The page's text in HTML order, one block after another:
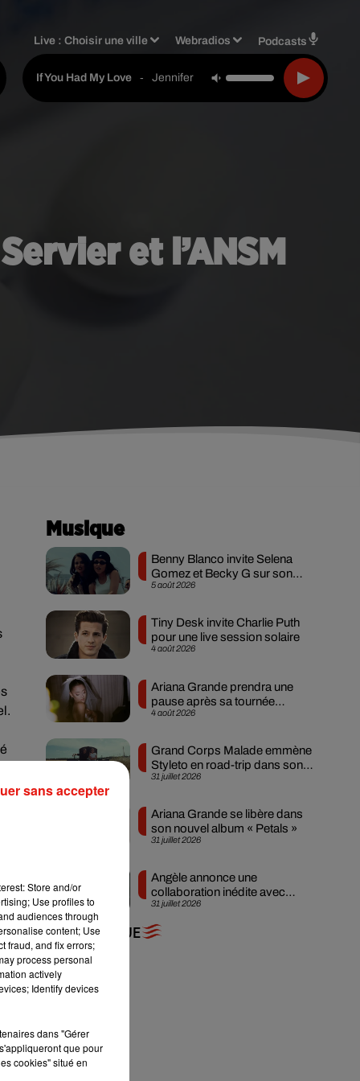
Live :Choisir une ville Webradios Podcasts
If You Had My Love - Jennifer Lopez
et l’ANSM
Musique
5 août 2026
Benny Blanco invite Selena
Gomez et Becky G sur son
nouveau single
4 août 2026
Tiny Desk invite Charlie Puth
pour une live session solaire
4 août 2026
Ariana Grande prendra une
pause après sa tournée
mondiale
31 juillet 2026
Grand Corps Malade emmène
Styleto en road-trip dans son
nouveau clip
31 juillet 2026
Ariana Grande se libère dans
son nouvel album « Petals »
31 juillet 2026
Angèle annonce une
collaboration inédite avec
Amelie Lens
+ DE MUSIQUE
Store and/or
Use profiles to
audiences through
content; Use
fraud, and fix errors;
process personal
actively
Identify devices
dans "Gérer
que pour
cookies" situé en
sans accepter